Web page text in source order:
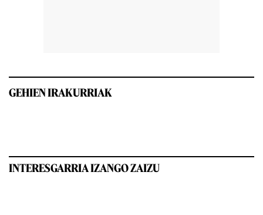
GEHIEN IRAKURRIAK
INTERESGARRIA IZANGO ZAIZU